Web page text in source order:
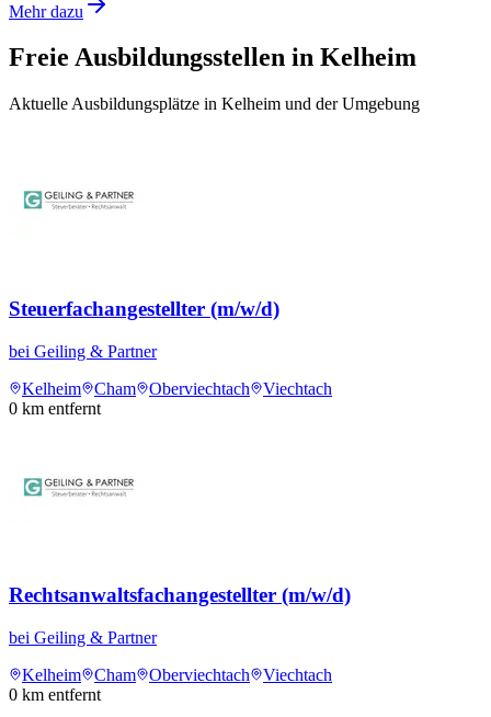
Mehr dazu
Freie Ausbildungsstellen in Kelheim
Aktuelle Ausbildungsplätze in Kelheim und der Umgebung
Steuerfachangestellter (m/w/d)
bei Geiling & Partner
Kelheim
Cham Oberviechtach
Viechtach
0 km entfernt
Rechtsanwaltsfachangestellter (m/w/d)
bei Geiling & Partner
Kelheim
Cham Oberviechtach
Viechtach
0 km entfernt